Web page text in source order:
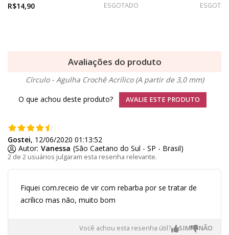
R$14,90 ESGOTADO
Avaliações do produto
Círculo - Agulha Crochê Acrílico (A partir de 3,0 mm)
O que achou deste produto?
AVALIE ESTE PRODUTO
2 de 2 usuários julgaram esta resenha relevante.
Gostei, 12/06/2020 01:13:52
Autor: Vanessa (São Caetano do Sul - SP - Brasil)
Fiquei com.receio de vir com rebarba por se tratar de
acrílico mas não, muito bom
Você achou esta resenha útil?